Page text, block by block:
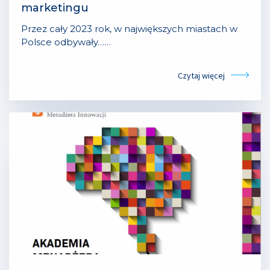
marketingu
Przez cały 2023 rok, w największych miastach w
Polsce odbywały……
Czytaj więcej